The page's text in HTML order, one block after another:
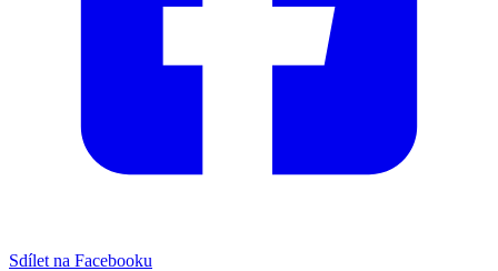
Sdílet na Facebooku